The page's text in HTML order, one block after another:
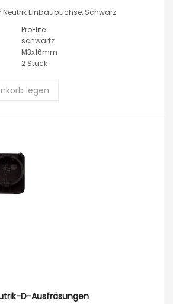
Einbaubuchse, Schwarz
ProFlite
schwartz
M3x16mm
2 Stück
legen
D-Ausfräsungen